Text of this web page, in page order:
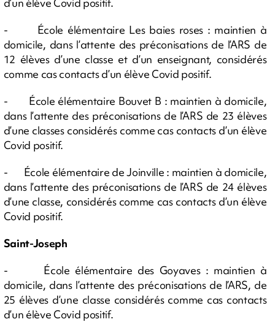
- École élémentaire Les baies roses : maintien à
domicile, dans l’attente des préconisations de l’ARS de
12 élèves d’une classe et d’un enseignant, considérés
comme cas contacts d’un élève Covid positif.
- École élémentaire Bouvet B : maintien à domicile,
dans l’attente des préconisations de l’ARS de 23 élèves
d’une classes considérés comme cas contacts d’un élève
Covid positif.
- École élémentaire de Joinville : maintien à domicile,
dans l’attente des préconisations de l’ARS de 24 élèves
d’une classe, considérés comme cas contacts d’un élève
Covid positif.
Saint-Joseph
- École élémentaire des Goyaves : maintien à
domicile, dans l’attente des préconisations de l’ARS, de
25 élèves d’une classe considérés comme cas contacts
d’un élève Covid positif.